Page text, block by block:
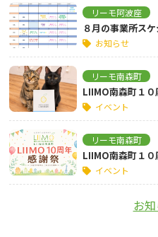
リーモ阿波座
８月の事業所ス
お知らせ
リーモ南森町
LIIMO南森町１０
イベント
リーモ南森町
LIIMO南森町１０
イベント
お